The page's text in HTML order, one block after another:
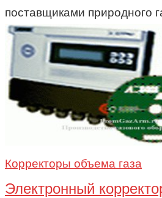
поставщиками природного
Корректоры объема газа
Электронный